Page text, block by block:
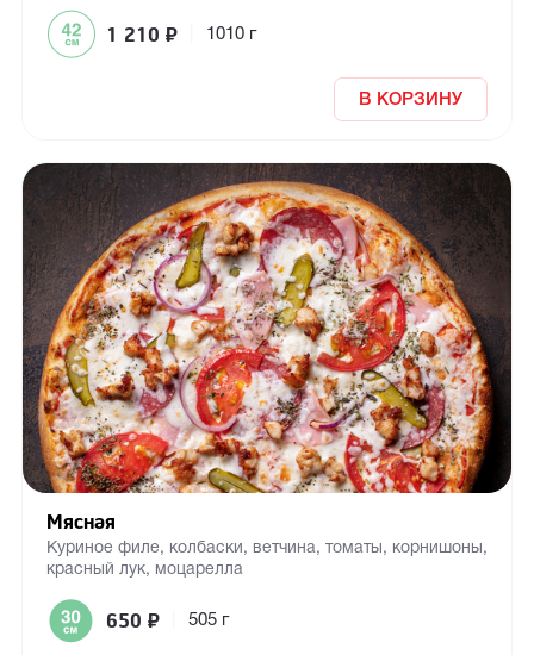
1 210 ₽ 1010 г
В КОРЗИНУ
Мясная
Куриное филе, колбаски, ветчина, томаты, корнишоны,
красный лук, моцарелла
650 ₽ 505 г